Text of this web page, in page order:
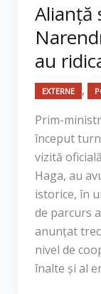
Alianță
au
EXTERNE ,
Prim-
început
vizită
Haga, au
istorice, în
de parcurs
anunțat
nivel de
înalte și al